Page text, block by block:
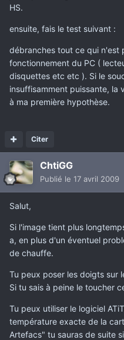
HS.
ensuite, fais le test suivant :
débranches tout ce qui n'est
fonctionnement du PC (
disquettes etc etc ). Si le
insuffisamment puissante, la
à ma première hypothèse.
Citer
ChtiGG
Publié le 17 avril 2009
Salut,
Si l'image tient plus
a, en plus d'un éventuel
de chauffe.
Tu peux poser les doigts sur
Si tu sais à peine le toucher
Tu peux utiliser le logiciel
température exacte de la
Artefacs" tu sauras de suite